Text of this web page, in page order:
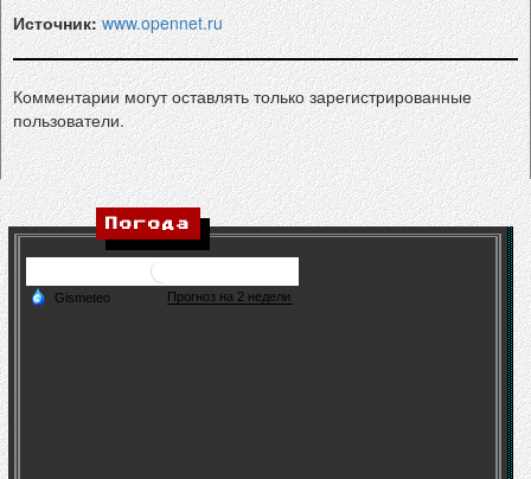
Источник: www.opennet.ru
Комментарии могут оставлять только зарегистрированные
пользователи.
Погода